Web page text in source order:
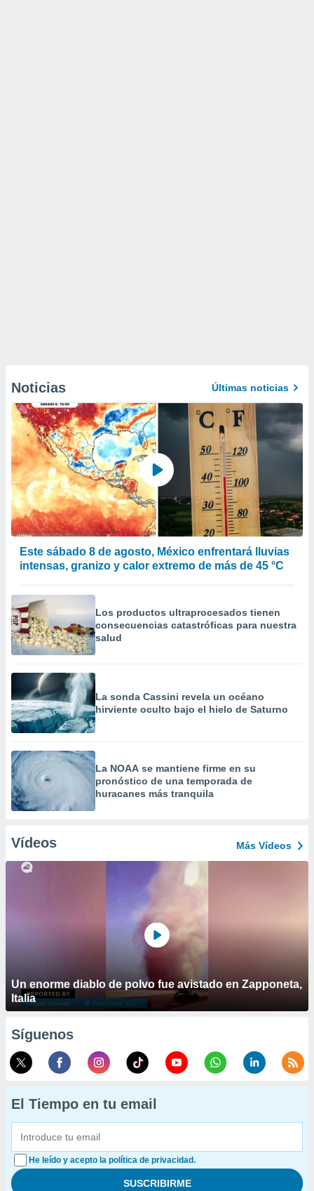
Noticias Últimas noticias
Este sábado 8 de agosto, México enfrentará lluvias
intensas, granizo y calor extremo de más de 45 °C
Los productos ultraprocesados ​​tienen
consecuencias catastróficas para nuestra
salud
La sonda Cassini revela un océano
hirviente oculto bajo el hielo de Saturno
La NOAA se mantiene firme en su
pronóstico de una temporada de
huracanes más tranquila
Vídeos Más Vídeos
Un enorme diablo de polvo fue avistado en Zapponeta,
Italia
Síguenos
El Tiempo en tu email
He leído y acepto la política de privacidad.